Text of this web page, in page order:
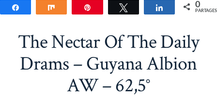
Partagez Partagez Tweetez Partagez 0
PARTAGES
The Nectar Of The Daily
Drams – Guyana Albion
AW – 62,5°